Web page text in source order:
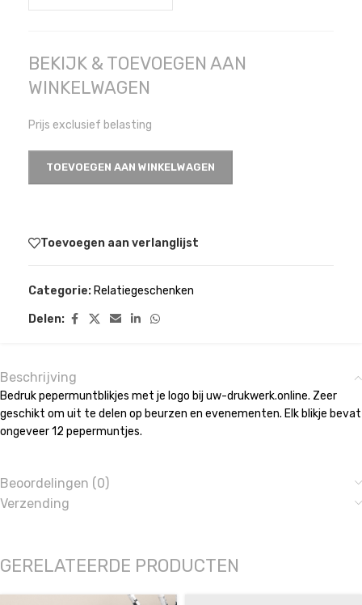
BEKIJK & TOEVOEGEN AAN
WINKELWAGEN
Prijs exclusief belasting
TOEVOEGEN AAN WINKELWAGEN
Toevoegen aan verlanglijst
Categorie: Relatiegeschenken
Delen:
Beschrijving
Bedruk pepermuntblikjes met je logo bij uw-drukwerk.online. Zeer
geschikt om uit te delen op beurzen en evenementen. Elk blikje bevat
ongeveer 12 pepermuntjes.
Beoordelingen (0)
Verzending
GERELATEERDE PRODUCTEN